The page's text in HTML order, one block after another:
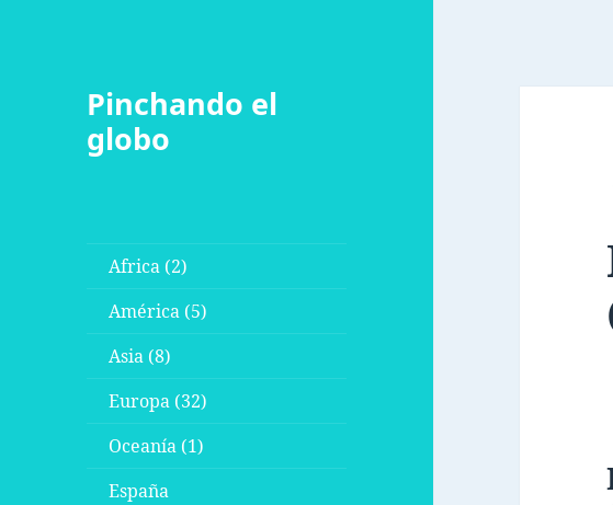
Pinchando el
globo
Africa (2)
América (5)
Asia (8)
Europa (32)
Oceanía (1)
España